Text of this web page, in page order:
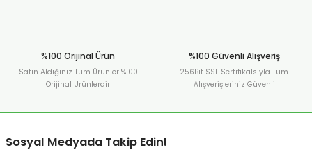
%100 Orijinal Ürün
Satın Aldığınız Tüm Ürünler %100
Orijinal Ürünlerdir
%100 Güvenli Alışveriş
256Bit SSL Sertifikalsıyla Tüm
Alışverişleriniz Güvenli
Sosyal Medyada Takip Edin!